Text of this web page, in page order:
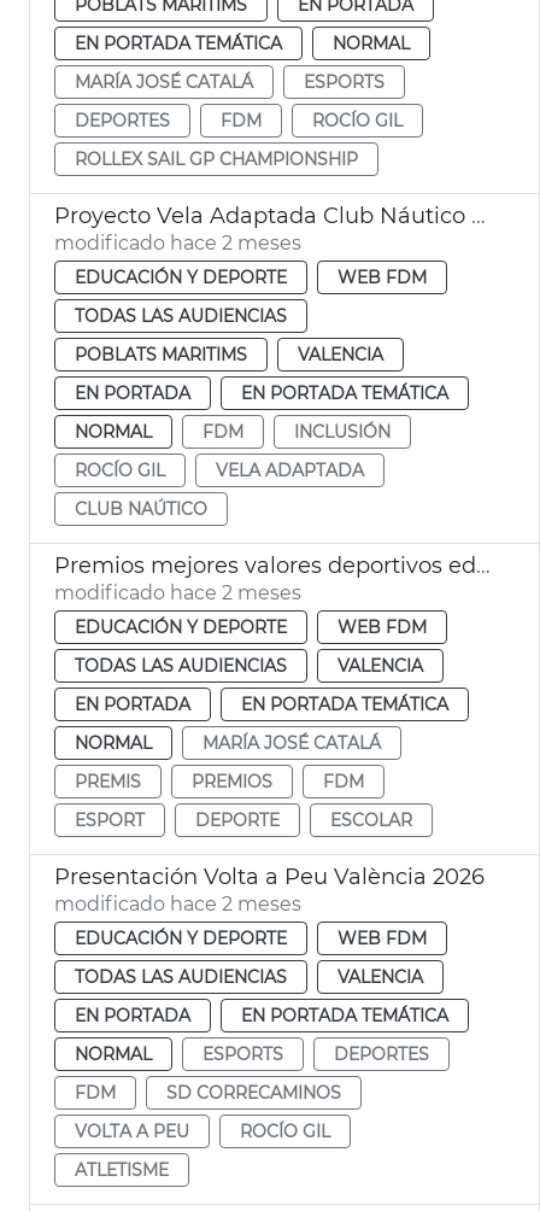
EN PORTADA TEMÁTICA
NORMAL
MARÍA JOSÉ CATALÁ
ESPORTS
DEPORTES
FDM
ROCÍO GIL
ROLLEX SAIL GP CHAMPIONSHIP
Proyecto Vela Adaptada Club Náutico València
modificado hace 2 meses
EDUCACIÓN Y DEPORTE
WEB FDM
TODAS LAS AUDIENCIAS
POBLATS MARITIMS
VALENCIA
EN PORTADA
EN PORTADA TEMÁTICA
NORMAL
FDM
INCLUSIÓN
ROCÍO GIL
VELA ADAPTADA
CLUB NAÚTICO
Premios mejores valores deportivos edad escolar València
modificado hace 2 meses
EDUCACIÓN Y DEPORTE
WEB FDM
TODAS LAS AUDIENCIAS
VALENCIA
EN PORTADA
EN PORTADA TEMÁTICA
NORMAL
MARÍA JOSÉ CATALÁ
PREMIS
PREMIOS
FDM
ESPORT
DEPORTE ESCOLAR
Presentación Volta a Peu València 2026
modificado hace 2 meses
EDUCACIÓN Y DEPORTE
WEB FDM
TODAS LAS AUDIENCIAS
VALENCIA
EN PORTADA
EN PORTADA TEMÁTICA
NORMAL
ESPORTS
DEPORTES
FDM
SD CORRECAMINOS
VOLTA A PEU
ROCÍO GIL
ATLETISME